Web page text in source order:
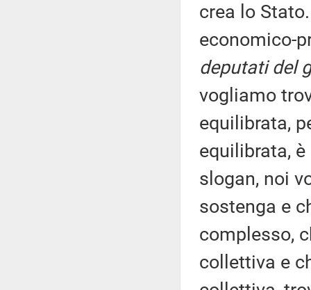
crea lo
economico-
deputati del
vogliamo
equilibrata,
equilibrata,
slogan, noi
sostenga e
complesso,
collettiva e